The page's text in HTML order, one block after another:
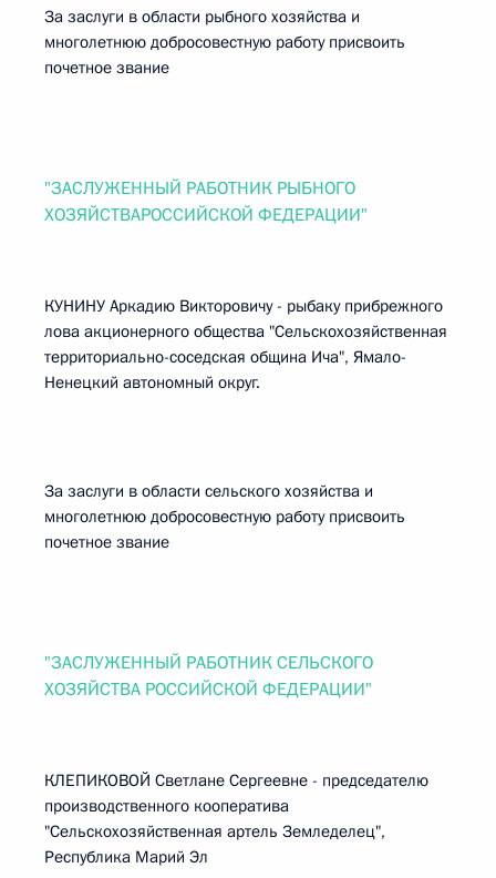
За заслуги в области рыбного хозяйства и
многолетнюю добросовестную работу присвоить
почетное звание
"ЗАСЛУЖЕННЫЙ РАБОТНИК РЫБНОГО
ХОЗЯЙСТВАРОССИЙСКОЙ ФЕДЕРАЦИИ"
КУНИНУ Аркадию Викторовичу - рыбаку прибрежного
лова акционерного общества "Сельскохозяйственная
территориально-соседская община Ича", Ямало-
Ненецкий автономный округ.
За заслуги в области сельского хозяйства и
многолетнюю добросовестную работу присвоить
почетное звание
"ЗАСЛУЖЕННЫЙ РАБОТНИК СЕЛЬСКОГО
ХОЗЯЙСТВА РОССИЙСКОЙ ФЕДЕРАЦИИ"
КЛЕПИКОВОЙ Светлане Сергеевне - председателю
производственного кооператива
"Сельскохозяйственная артель Земледелец",
Республика Марий Эл